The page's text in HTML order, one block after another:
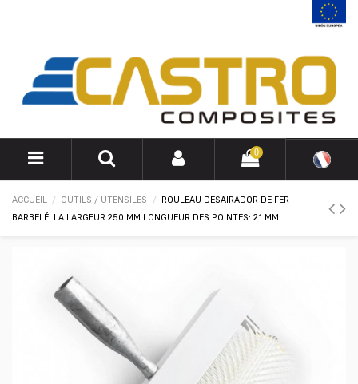
0
ACCUEIL OUTILS / UTENSILES
ROULEAU DESAIRADOR DE FER
BARBELÉ. LA LARGEUR 250 MM LONGUEUR DES POINTES: 21 MM